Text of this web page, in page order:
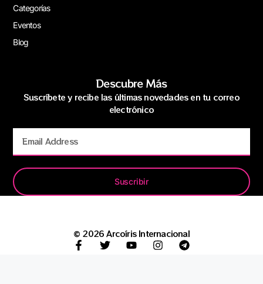
Categorías
Eventos
Blog
Descubre Más
Suscríbete y recibe las últimas novedades en tu correo
electrónico
Suscribir
© 2026 Arcoíris Internacional